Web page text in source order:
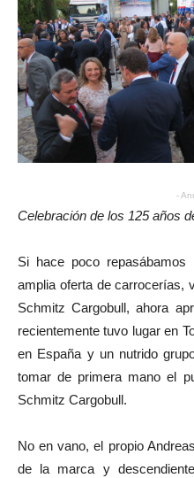
-
Celebración de los 125 años
Si hace poco
amplia oferta de carrocerías,
Schmitz Cargobull, ahora
recientemente tuvo lugar en
en España y un nutrido
tomar de primera mano el
Schmitz Cargobull.
No en vano, el propio
de la marca y